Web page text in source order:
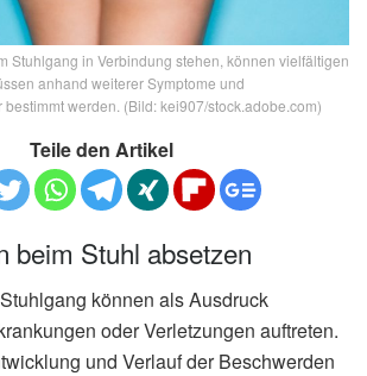
Stuhlgang in Verbindung stehen, können vielfältigen
anhand weiterer Symptome und
werden. (Bild: kei907/stock.adobe.com)
Teile den Artikel
beim Stuhl absetzen
können als Ausdruck
oder Verletzungen auftreten.
und Verlauf der Beschwerden